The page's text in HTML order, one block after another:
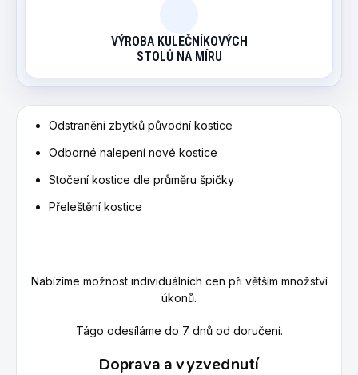
VÝROBA KULEČNÍKOVÝCH
STOLŮ NA MÍRU
Odstranění zbytků původní kostice
Odborné nalepení nové kostice
Stočení kostice dle průměru špičky
Přeleštění kostice
Nabízíme možnost individuálních cen při větším množství
úkonů.
Tágo odesíláme do 7 dnů od doručení.
Doprava a vyzvednutí